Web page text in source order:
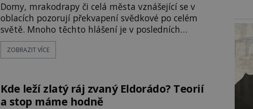
Domy, mrakodrapy či celá města vznášející se v
oblacích pozorují překvapení svědkové po celém
světě. Mnoho těchto hlášení je v posledních
letech doloženo také videozáznamy. Podle vědců
jde o prosté, i když ne zcela typické fata morgany.
ZOBRAZIT VÍCE
Kde leží zlatý ráj zvaný Eldorádo? Teorií
a stop máme hodně